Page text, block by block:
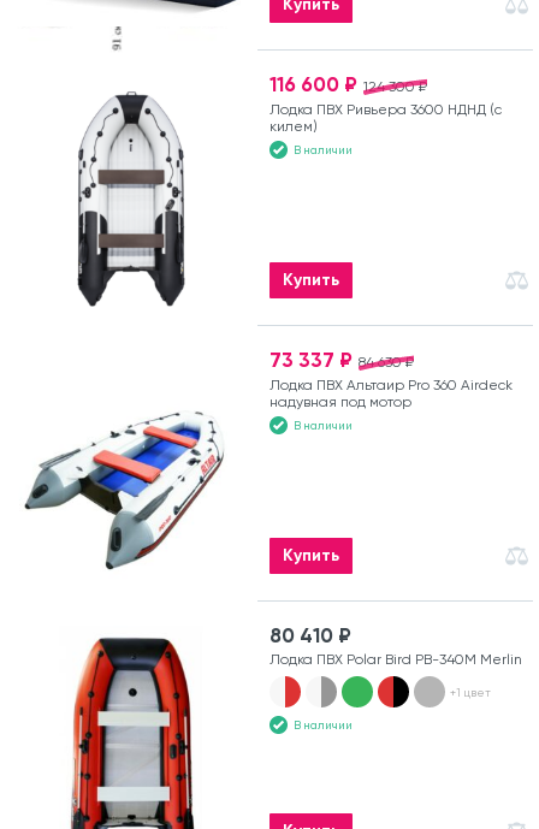
Купить
124 300 ₽
116 600 ₽
Лодка ПВХ Ривьера 3600 НДНД (с
килем)
В наличии
Купить
84 630 ₽
73 337 ₽
Лодка ПВХ Альтаир Pro 360 Airdeck
надувная под мотор
В наличии
Купить
80 410 ₽
Лодка ПВХ Polar Bird PB-340M Merlin
+1 цвет
В наличии